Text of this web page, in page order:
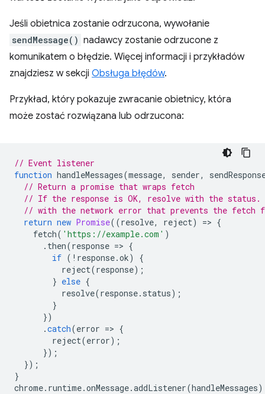
Jeśli obietnica zostanie odrzucona, wywołanie
sendMessage() nadawcy zostanie odrzucone z
komunikatem o błędzie. Więcej informacji i przykładów
znajdziesz w sekcji Obsługa błędów.
Przykład, który pokazuje zwracanie obietnicy, która
może zostać rozwiązana lub odrzucona:
// Event listener
function handleMessages(message, sender,
// Return a promise that wraps fetch
// If the response is OK, resolve with the
// with the network error that prevents the fetch
return new Promise((resolve, reject) => {
fetch( 'https://example.com' )
. then(response => {
if ( ! response.ok)
{
reject(response);
} else {
resolve(response. status);
}
})
.catch(error => {
reject(error);
});
});
}
chrome. runtime.onMessage.addListener(handleMessages